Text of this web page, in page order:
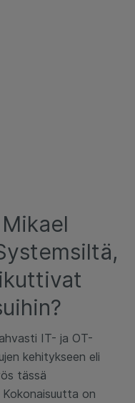
IT- ja OT-
kehitykseen eli
tässä
on